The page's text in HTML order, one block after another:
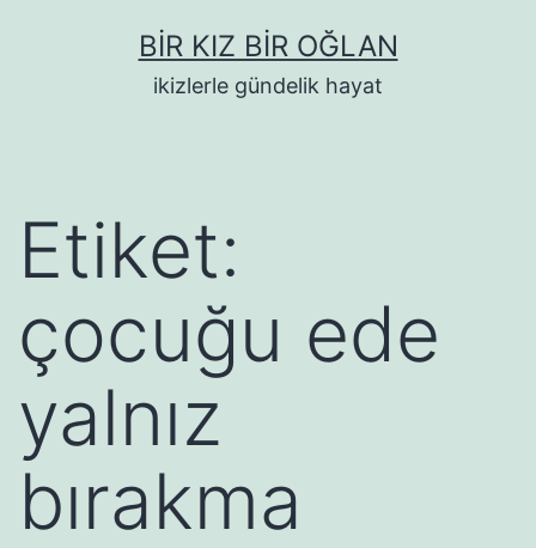
BIR KIZ BIR OĞLAN
ikizlerle gündelik hayat
Etiket:
çocuğu ede
yalnız
bırakma